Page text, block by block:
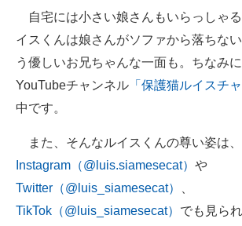
自宅には小さい娘さんもいらっしゃ
イスくんは娘さんがソファから落ちな
う優しいお兄ちゃんな一面も。ちなみ
YouTubeチャンネル 「保護猫ルイスチ
中です。
また、そんなルイスくんの尊い姿は、
Instagram（@luis.siamesecat） や
Twitter（@luis_siamesecat）
TikTok（@luis_siamesecat） でも見ら